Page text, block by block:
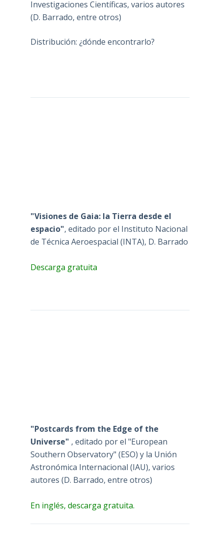
Investigaciones Científicas, varios autores
(D. Barrado, entre otros)
Distribución: ¿dónde encontrarlo?
"Visiones de Gaia: la Tierra desde el
espacio", editado por el Instituto Nacional
de Técnica Aeroespacial (INTA), D. Barrado
Descarga gratuita
"Postcards from the Edge of the
Universe" , editado por el "European
Southern Observatory" (ESO) y la Unión
Astronómica Internacional (IAU), varios
autores (D. Barrado, entre otros)
En inglés, descarga gratuita.